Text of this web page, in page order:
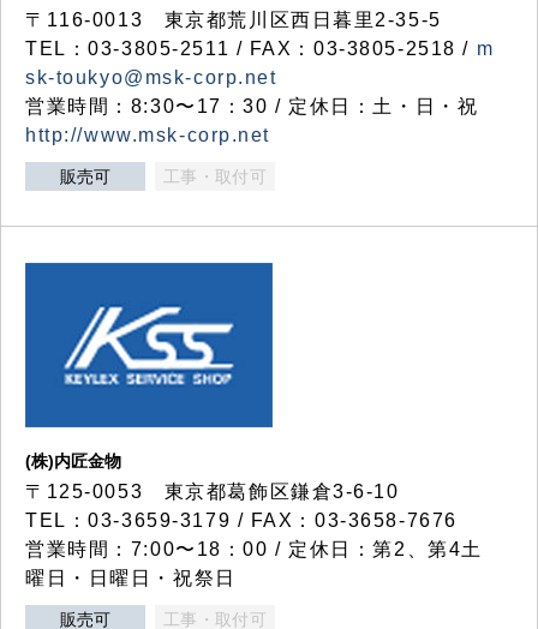
〒116-0013 東京都荒川区西日暮里2-35-5
TEL：03-3805-2511 / FAX：03-3805-2518 / m
sk-toukyo@msk-corp.net
営業時間：8:30〜17：30 / 定休日：土・日・祝
http://www.msk-corp.net
販売可 工事・取付可
(株)内匠金物
〒125-0053 東京都葛飾区鎌倉3-6-10
TEL：03-3659-3179 / FAX：03-3658-7676
営業時間：7:00〜18：00 / 定休日：第2、第4土
曜日・日曜日・祝祭日
販売可 工事・取付可